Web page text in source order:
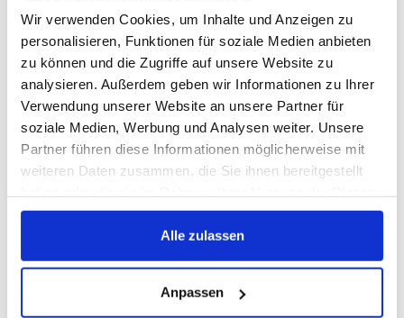
Wir verwenden Cookies, um Inhalte und Anzeigen zu
personalisieren, Funktionen für soziale Medien anbieten
zu können und die Zugriffe auf unsere Website zu
analysieren. Außerdem geben wir Informationen zu Ihrer
Verwendung unserer Website an unsere Partner für
soziale Medien, Werbung und Analysen weiter. Unsere
Partner führen diese Informationen möglicherweise mit
weiteren Daten zusammen, die Sie ihnen bereitgestellt
gesammelt haben.
Alle zulassen
Anpassen
erfolgt die Übermittlung als PDF-Datei. Im
Übrigen können Belegseiten oder
Belegexemplare nur gegen Berechnung
abgegeben werden.
Die Anzeigenrechnung ist sofort rein netto
fällig. Ein Skonto-Abzug ist nicht zulässig.
Bei Zahlungsverzug oder Stundung
werden Zinsen sowie die
Einziehungskosten berechnet. Der Verlag
Ausführung des laufenden Auftrages bis
zur Bezahlung zurückstellen und für die